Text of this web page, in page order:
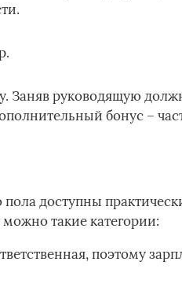
Заняв руководящую
бонус –
доступны
такие категории:
поэтому